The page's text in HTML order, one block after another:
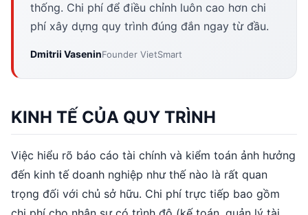
thống. Chi phí để điều chỉnh luôn cao hơn chi
phí xây dựng quy trình đúng đắn ngay từ đầu.
Dmitrii VaseninFounder VietSmart
KINH TẾ CỦA QUY TRÌNH
Việc hiểu rõ báo cáo tài chính và kiểm toán ảnh hưởng
đến kinh tế doanh nghiệp như thế nào là rất quan
trọng đối với chủ sở hữu. Chi phí trực tiếp bao gồm